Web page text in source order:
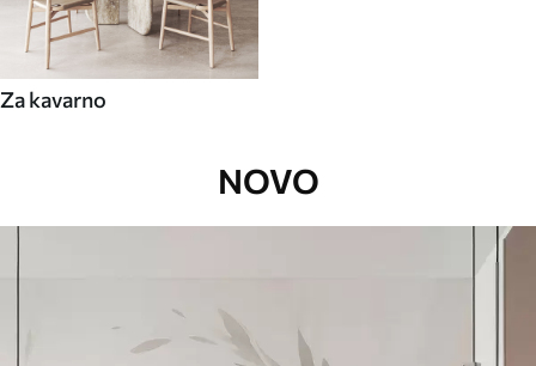
Za kavarno
NOVO